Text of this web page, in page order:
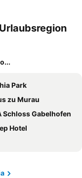
Park
zu Murau
Schloss Gabelhofen
Hotel